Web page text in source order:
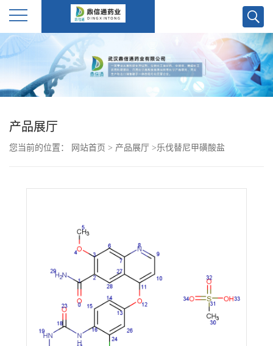
公
产品展厅
您当前的位置： 网站首页 > 产品展厅 >乐伐替尼甲磺酸盐